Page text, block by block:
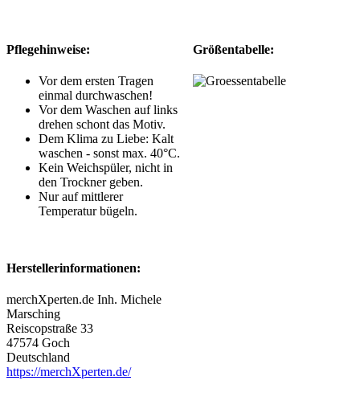
Pflegehinweise:
Vor dem ersten Tragen
einmal durchwaschen!
Vor dem Waschen auf links
drehen schont das Motiv.
Dem Klima zu Liebe: Kalt
waschen - sonst max. 40°C.
Kein Weichspüler, nicht in
den Trockner geben.
Nur auf mittlerer
Temperatur bügeln.
Größentabelle:
Herstellerinformationen:
merchXperten.de Inh. Michele
Marsching
Reiscopstraße 33
47574 Goch
Deutschland
https://merchXperten.de/